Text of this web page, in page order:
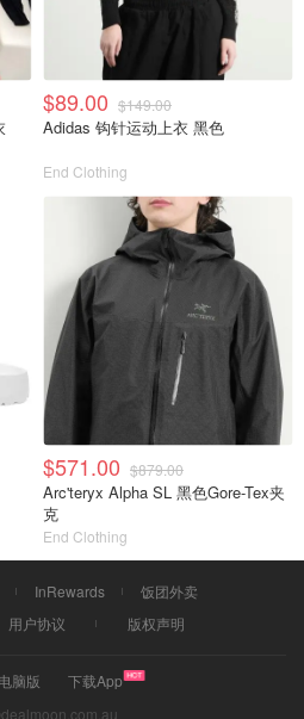
$89.00 $149.00
Adidas 钩针运动上衣 黑色
End Clothing
$571.00 $879.00
Arc'teryx Alpha SL 黑色Gore-Tex夹
克
End Clothing
InRewards
饭团外卖
用户协议 版权声明
电脑版
下载App